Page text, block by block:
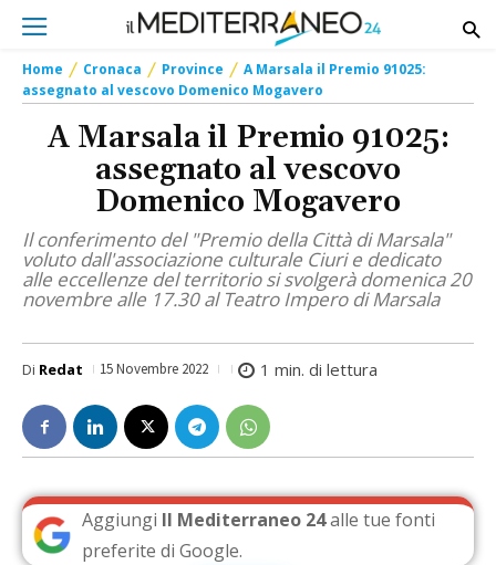
Home Cronaca Province
A Marsala il Premio 91025:
assegnato al vescovo Domenico Mogavero
A Marsala il Premio 91025:
assegnato al vescovo
Domenico Mogavero
Il conferimento del "Premio della Città di Marsala"
voluto dall'associazione culturale Ciuri e dedicato
alle eccellenze del territorio si svolgerà domenica 20
novembre alle 17.30 al Teatro Impero di Marsala
Di Redat 15 Novembre 2022 1 min. di lettura
Aggiungi Il Mediterraneo 24alle tue fonti
preferite di Google.